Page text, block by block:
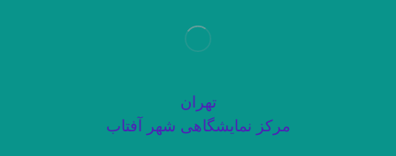
تهران
مرکز نمایشگاهی شهر آفتاب